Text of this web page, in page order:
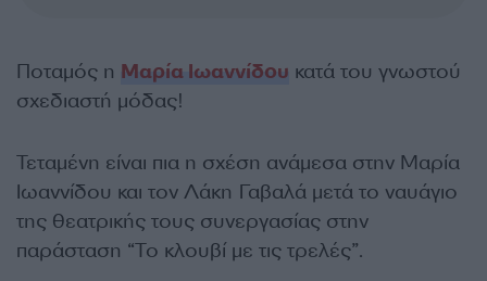
Ποταμός η Μαρία Ιωαννίδου κατά του γνωστού
σχεδιαστή μόδας!
Τεταμένη είναι πια η σχέση ανάμεσα στην Μαρία
Ιωαννίδου και τον Λάκη Γαβαλά μετά το ναυάγιο
της θεατρικής τους συνεργασίας στην
παράσταση “Το κλουβί με τις τρελές”.